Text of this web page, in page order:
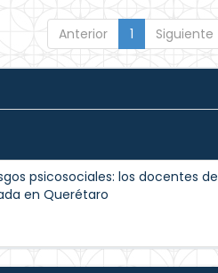
Anterior 1 Siguiente
psicosociales: los docentes de
en Querétaro